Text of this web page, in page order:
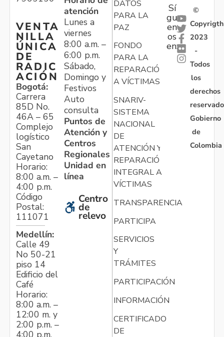
VENTA
NILLA
ÚNICA
DE
RADIC
ACIÓN
Bogotá:
Carrera
85D No.
46A – 65
Complejo
logístico
San
Cayetano
Horario:
8:00 a.m. –
4:00 p.m.
Código
Postal:
111071
Medellín:
Calle 49
No 50-21
piso 14
Edificio del
Café
Horario:
8:00 a.m. –
12:00 m. y
2:00 p.m. –
4:00 p.m.
atención
Lunes a
viernes
8:00 a.m. –
6:00 p.m.
Sábado,
Domingo y
Festivos
Auto
consulta
Puntos de
Atención y
Centros
Regionales
Unidad en
línea
Centro
de
relevo
DATOS
PARA LA
PAZ
FONDO
PARA LA
REPARACIÓN
A VÍCTIMAS
SNARIV-
SISTEMA
NACIONAL
DE
ATENCIÓN Y
REPARACIÓN
INTEGRAL A
VÍCTIMAS
TRANSPARENCIA
PARTICIPA
SERVICIOS
Y
TRÁMITES
PARTICIPACIÓN
INFORMACIÓN
CERTIFICADO
DE
Sí
gu
en
os
en:
©
Copyrigth
2023
-
Todos
los
derechos
Gobierno
de
Colombia